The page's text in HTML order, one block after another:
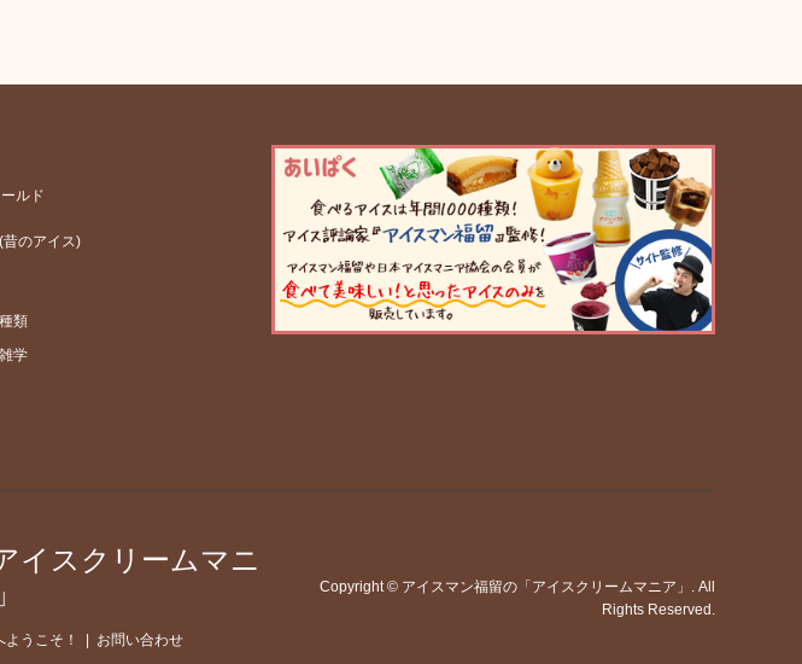
ルド
のアイス)
類
学
イスクリームマニ
うこそ！ お問い合わせ
Copyright© アイスマン福留の「アイスクリームマニア」 . All
Rights Reserved.